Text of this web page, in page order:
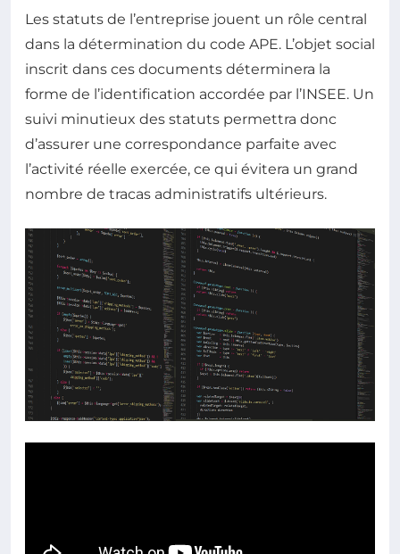
Les statuts de l’entreprise jouent un rôle central
dans la détermination du code APE. L’objet social
inscrit dans ces documents déterminera la
forme de l’identification accordée par l’INSEE. Un
suivi minutieux des statuts permettra donc
d’assurer une correspondance parfaite avec
l’activité réelle exercée, ce qui évitera un grand
nombre de tracas administratifs ultérieurs.